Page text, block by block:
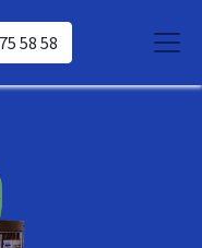
58 58